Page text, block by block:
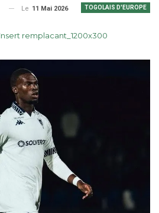
TOGOLAIS D'EUROPE
Le 11 Mai 2026